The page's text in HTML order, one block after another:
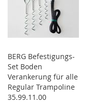
BERG Befestigungs-
Set Boden
Verankerung für alle
Regular Trampoline
35.99.11.00